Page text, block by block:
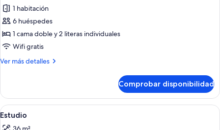
fotos
de
Estudio
1 habitación
6 huéspedes
1 cama doble y 2 literas individuales
Wifi gratis
Ver más detalles
Más
Comprobar disponibilidad
Abrir
todas
Un ventilador de pie con una rejilla
29
Estudio